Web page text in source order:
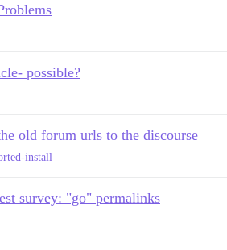
possible?
old forum urls to the discourse
install
survey: "go" permalinks